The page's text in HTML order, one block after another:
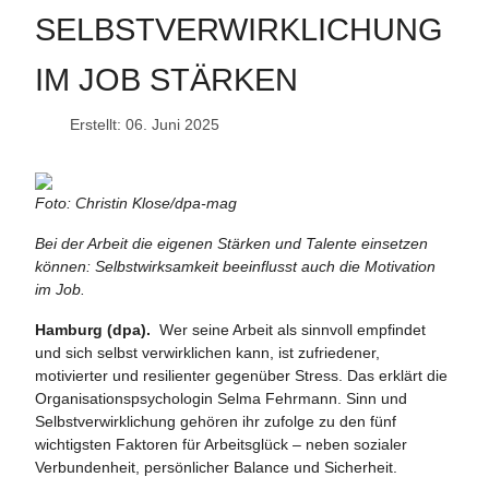
SELBSTVERWIRKLICHUNG
IM JOB STÄRKEN
Erstellt: 06. Juni 2025
Foto: Christin Klose/dpa-mag
Bei der Arbeit die eigenen Stärken und Talente einsetzen
können: Selbstwirksamkeit beeinflusst auch die Motivation
im Job.
Hamburg (dpa). Wer seine Arbeit als sinnvoll empfindet
und sich selbst verwirklichen kann, ist zufriedener,
motivierter und resilienter gegenüber Stress. Das erklärt die
Organisationspsychologin Selma Fehrmann. Sinn und
Selbstverwirklichung gehören ihr zufolge zu den fünf
wichtigsten Faktoren für Arbeitsglück – neben sozialer
Verbundenheit, persönlicher Balance und Sicherheit.